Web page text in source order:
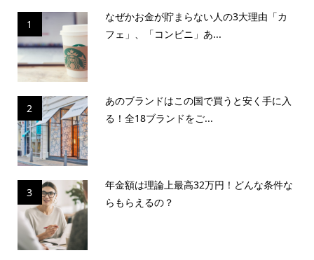
1
なぜかお金が貯まらない人の3大理由「カ
フェ」、「コンビニ」あ...
2
あのブランドはこの国で買うと安く手に入
る！全18ブランドをご...
3
年金額は理論上最高32万円！どんな条件な
らもらえるの？